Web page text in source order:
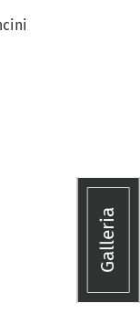
Galleria